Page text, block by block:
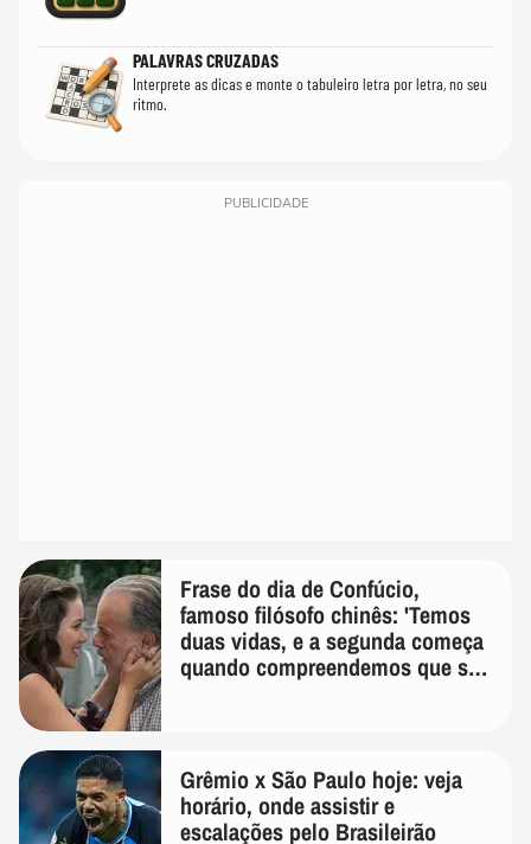
PALAVRAS CRUZADAS
Interprete as dicas e monte o tabuleiro letra por letra, no seu
ritmo.
PUBLICIDADE
Frase do dia de Confúcio,
famoso filósofo chinês: 'Temos
duas vidas, e a segunda começa
quando compreendemos que só
Grêmio x São Paulo hoje: veja
horário, onde assistir e
escalações pelo Brasileirão